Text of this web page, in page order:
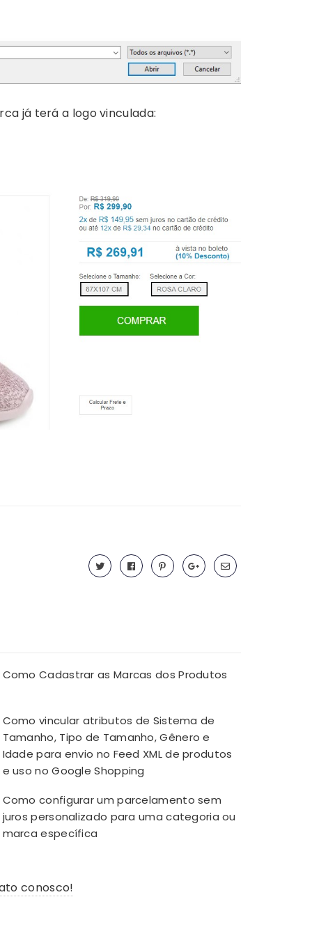
já terá a logo vinculada:
Como Cadastrar as Marcas dos Produtos
Como vincular atributos de Sistema de
Tamanho, Tipo de Tamanho, Gênero e
Idade para envio no Feed XML de produtos
e uso no Google Shopping
Como configurar um parcelamento sem
juros personalizado para uma categoria ou
marca específica
conosco!